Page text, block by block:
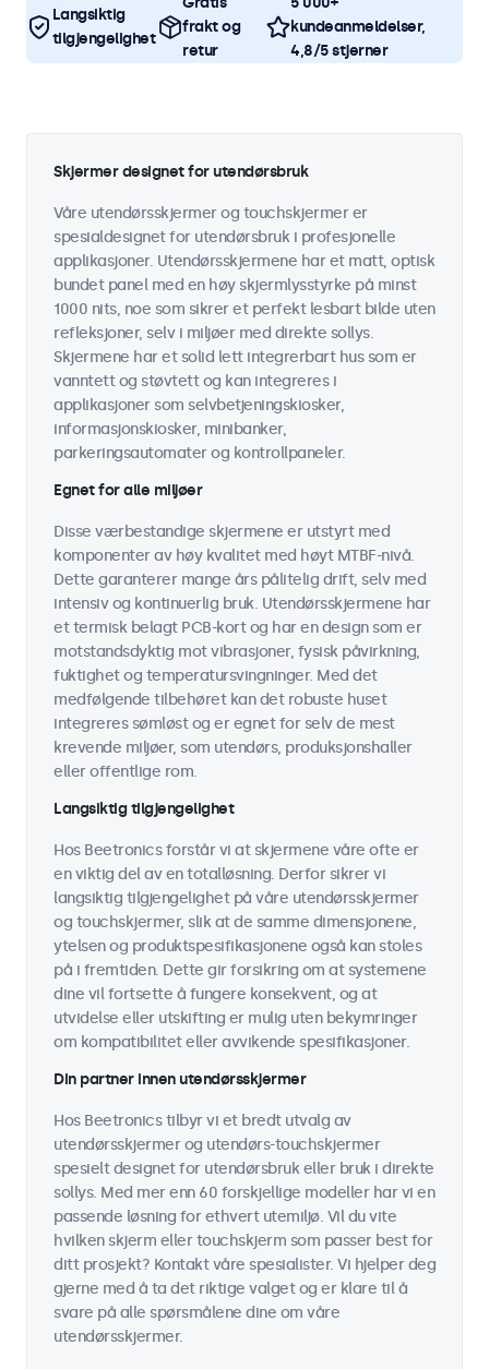
Langsiktig
tilgjengelighet
frakt og
retur
kundeanmeldelser,
4,8/5 stjerner
Skjermer designet for utendørsbruk
Våre utendørsskjermer og touchskjermer er
spesialdesignet for utendørsbruk i profesjonelle
applikasjoner. Utendørsskjermene har et matt, optisk
bundet panel med en høy skjermlysstyrke på minst
1000 nits, noe som sikrer et perfekt lesbart bilde uten
refleksjoner, selv i miljøer med direkte sollys.
Skjermene har et solid lett integrerbart hus som er
vanntett og støvtett og kan integreres i
applikasjoner som selvbetjeningskiosker,
informasjonskiosker, minibanker,
parkeringsautomater og kontrollpaneler.
Egnet for alle miljøer
Disse værbestandige skjermene er utstyrt med
komponenter av høy kvalitet med høyt MTBF-nivå.
Dette garanterer mange års pålitelig drift, selv med
intensiv og kontinuerlig bruk. Utendørsskjermene har
et termisk belagt PCB-kort og har en design som er
motstandsdyktig mot vibrasjoner, fysisk påvirkning,
fuktighet og temperatursvingninger. Med det
medfølgende tilbehøret kan det robuste huset
integreres sømløst og er egnet for selv de mest
krevende miljøer, som utendørs, produksjonshaller
eller offentlige rom.
Langsiktig tilgjengelighet
Hos Beetronics forstår vi at skjermene våre ofte er
en viktig del av en totalløsning. Derfor sikrer vi
langsiktig tilgjengelighet på våre utendørsskjermer
og touchskjermer, slik at de samme dimensjonene,
ytelsen og produktspesifikasjonene også kan stoles
på i fremtiden. Dette gir forsikring om at systemene
dine vil fortsette å fungere konsekvent, og at
utvidelse eller utskifting er mulig uten bekymringer
om kompatibilitet eller avvikende spesifikasjoner.
Din partner innen utendørsskjermer
Hos Beetronics tilbyr vi et bredt utvalg av
utendørsskjermer og utendørs-touchskjermer
spesielt designet for utendørsbruk eller bruk i direkte
sollys. Med mer enn 60 forskjellige modeller har vi en
passende løsning for ethvert utemiljø. Vil du vite
hvilken skjerm eller touchskjerm som passer best for
ditt prosjekt? Kontakt våre spesialister. Vi hjelper deg
gjerne med å ta det riktige valget og er klare til å
svare på alle spørsmålene dine om våre
utendørsskjermer.